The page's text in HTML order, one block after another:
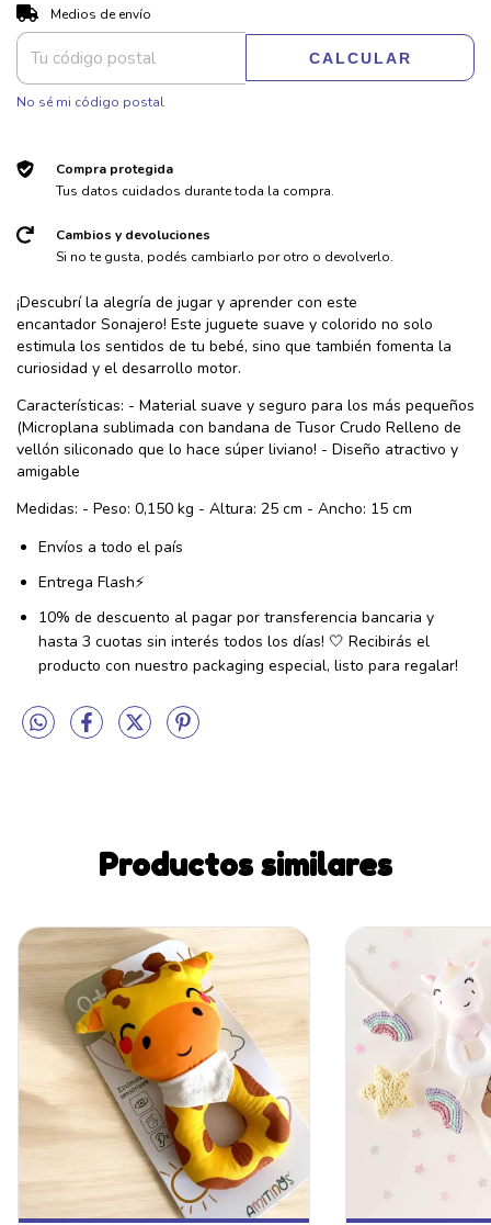
Entregas para el CP:
Medios de envío
CALCULAR
No sé mi código postal
Compra protegida
Tus datos cuidados durante toda la compra.
Cambios y devoluciones
Si no te gusta, podés cambiarlo por otro o devolverlo.
¡Descubrí la alegría de jugar y aprender con este
encantador Sonajero! Este juguete suave y colorido no solo
estimula los sentidos de tu bebé, sino que también fomenta la
curiosidad y el desarrollo motor.
Características: - Material suave y seguro para los más pequeños
(Microplana sublimada con bandana de Tusor Crudo Relleno de
vellón siliconado que lo hace súper liviano! - Diseño atractivo y
amigable
Medidas: - Peso: 0,150 kg - Altura: 25 cm - Ancho: 15 cm
Envíos a todo el país
Entrega Flash⚡️
10% de descuento al pagar por transferencia bancaria y
hasta 3 cuotas sin interés todos los días! 🤍 Recibirás el
producto con nuestro packaging especial, listo para regalar!
Productos similares